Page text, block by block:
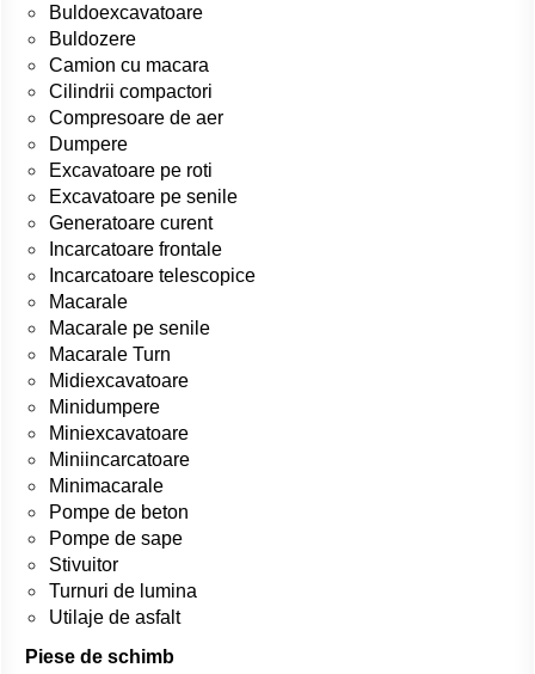
Buldoexcavatoare
Buldozere
Camion cu macara
Cilindrii compactori
Compresoare de aer
Dumpere
Excavatoare pe roti
Excavatoare pe senile
Generatoare curent
Incarcatoare frontale
Incarcatoare telescopice
Macarale
Macarale pe senile
Macarale Turn
Midiexcavatoare
Minidumpere
Miniexcavatoare
Miniincarcatoare
Minimacarale
Pompe de beton
Pompe de sape
Stivuitor
Turnuri de lumina
Utilaje de asfalt
Piese de schimb